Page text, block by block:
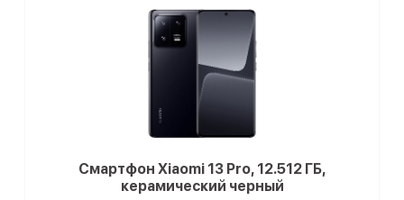
Смартфон Xiaomi 13 Pro, 12.512 ГБ,
керамический черный